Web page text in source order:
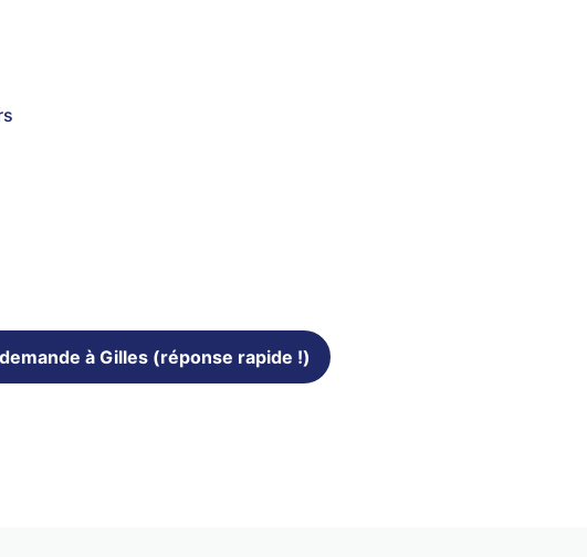
à Gilles (réponse rapide !)